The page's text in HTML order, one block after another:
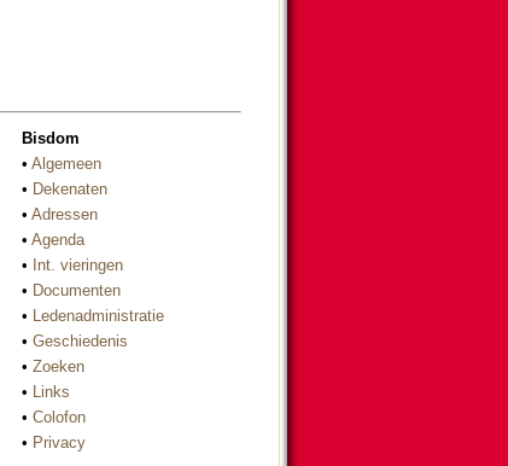
Bisdom
• Algemeen
• Dekenaten
• Adressen
• Agenda
• Int. vieringen
• Documenten
• Ledenadministratie
• Geschiedenis
• Zoeken
• Links
• Colofon
• Privacy